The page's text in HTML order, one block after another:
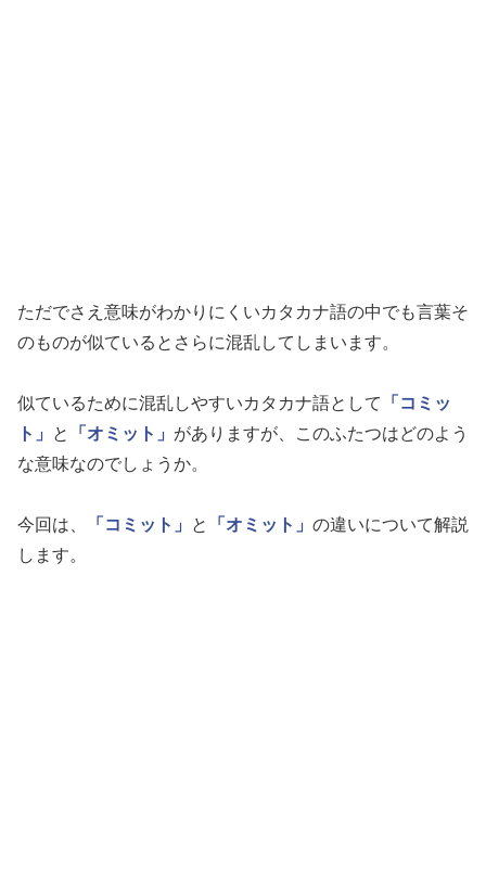
ただでさえ意味がわかりにくいカタカナ語の中でも言葉そ
のものが似ているとさらに混乱してしまいます。
似ているために混乱しやすいカタカナ語として
「コミッ
ト」
と 「オミット」 がありますが、このふたつはどのよう
な意味なのでしょうか。
今回は、 「コミット」 と 「オミット」 の違いについて解説
します。